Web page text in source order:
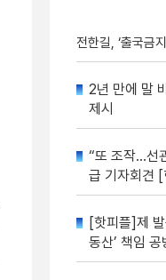
전한길, ‘출국금
2년 만에 말
제시
“또 조작…선
급 기자회견 [
[핫피플]제
동산’ 책임 공